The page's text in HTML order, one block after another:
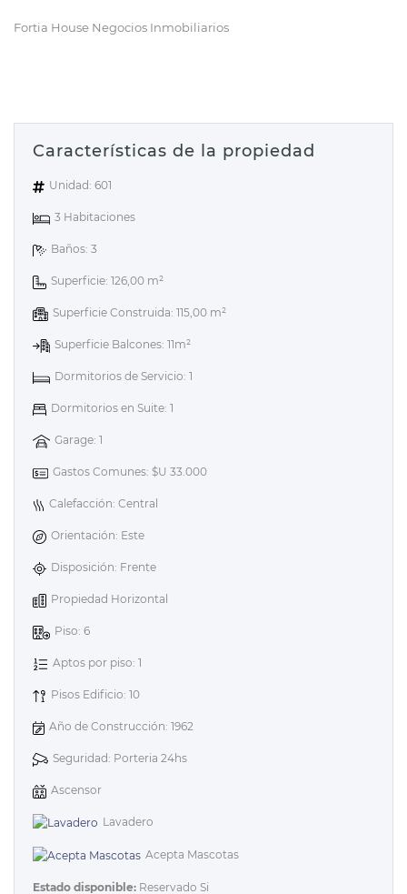
Fortia House Negocios Inmobiliarios
Características de la propiedad
Unidad: 601
3 Habitaciones
Baños: 3
Superficie: 126,00 m²
Superficie Construida: 115,00 m²
Superficie Balcones: 11m²
Dormitorios de Servicio: 1
Dormitorios en Suite: 1
Garage: 1
Gastos Comunes: $U 33.000
Calefacción: Central
Orientación: Este
Disposición: Frente
Propiedad Horizontal
Piso: 6
Aptos por piso: 1
Pisos Edificio: 10
Año de Construcción: 1962
Seguridad: Porteria 24hs
Ascensor
Lavadero
Acepta Mascotas
Estado disponible: Reservado Si